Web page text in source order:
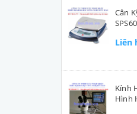
Cân
Liên
Kính
Hình